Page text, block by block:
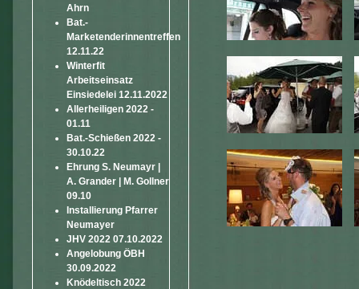
Ahrn
Bat.-
Marketenderinnentreffen
12.11.22
Winterfit
Arbeitseinsatz
Einsiedelei 12.11.2022
Allerheiligen 2022 -
01.11
Bat.-Schießen 2022 -
30.10.22
Ehrung S. Neumayr |
A. Grander | M. Gollner
09.10
Installierung Pfarrer
Neumayer
JHV 2022 07.10.2022
Angelobung ÖBH
30.09.2022
Knödeltisch 2022